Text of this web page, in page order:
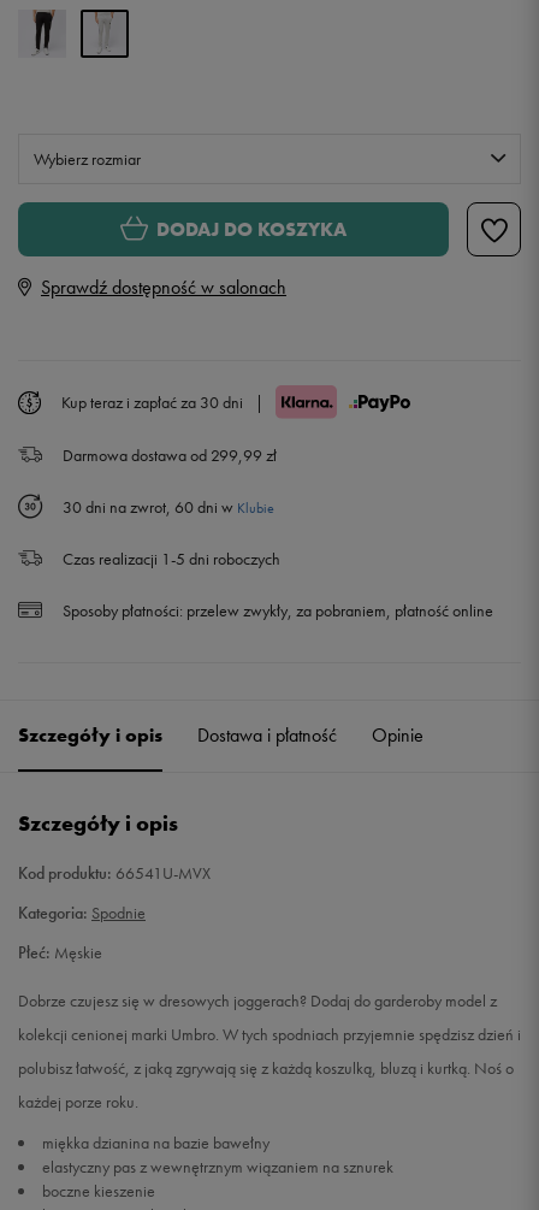
Wybierz rozmiar
Powiadom o dostępności
S
Powiadom o dostępności
Powiadom o dostępności
DODAJ DO KOSZYKA
Sprawdź dostępność w salonach
Kup teraz i zapłać za 30 dni |
Darmowa dostawa od 299,99 zł
30 dni na zwrot, 60 dni w Klubie
Czas realizacji 1-5 dni roboczych
Sposoby płatności: przelew zwykły, za pobraniem, płatność online
Szczegóły i opis Dostawa i płatność Opinie
Szczegóły i opis
Kod produktu: 66541U-MVX
Kategoria: Spodnie
Płeć: Męskie
Dobrze czujesz się w dresowych joggerach? Dodaj do garderoby model z
kolekcji cenionej marki Umbro. W tych spodniach przyjemnie spędzisz dzień i
polubisz łatwość, z jaką zgrywają się z każdą koszulką, bluzą i kurtką. Noś o
każdej porze roku.
miękka dzianina na bazie bawełny
elastyczny pas z wewnętrznym wiązaniem na sznurek
boczne kieszenie